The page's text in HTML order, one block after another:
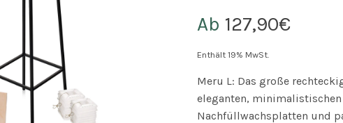
Ab 127,90€
Enthält 19% MwSt.
Meru L: Das große
eleganten,
Nachfüllwachsplatten und